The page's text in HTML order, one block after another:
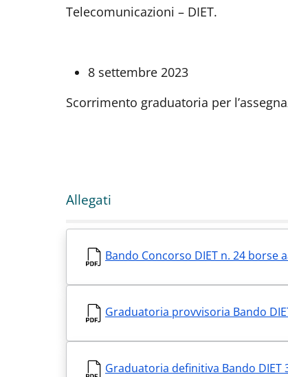
Telecomunicazioni – DIET.
8 settembre 2023
Scorrimento graduatoria per
Allegati
Bando Concorso DIET n. 24 borse
Graduatoria provvisoria Bando
Graduatoria definitiva Bando DIET